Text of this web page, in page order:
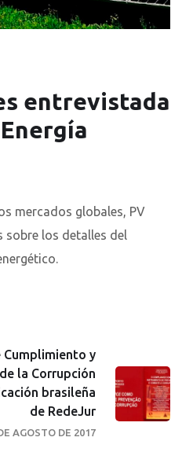
entrevistada
mercados globales, PV
sobre los detalles del
Cumplimiento y
la Corrupción
brasileña
de RedeJur
AGOSTO DE 2017